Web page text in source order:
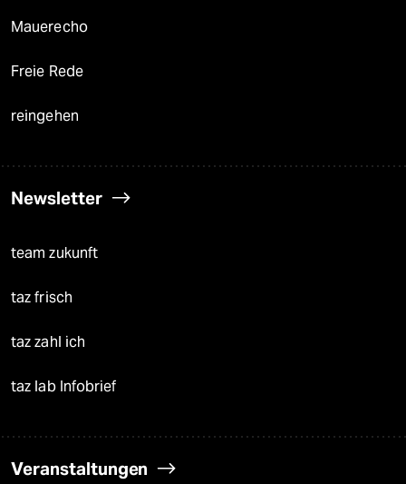
Mauerecho
Freie Rede
reingehen
Newsletter
team zukunft
taz frisch
taz zahl ich
taz lab Infobrief
Veranstaltungen